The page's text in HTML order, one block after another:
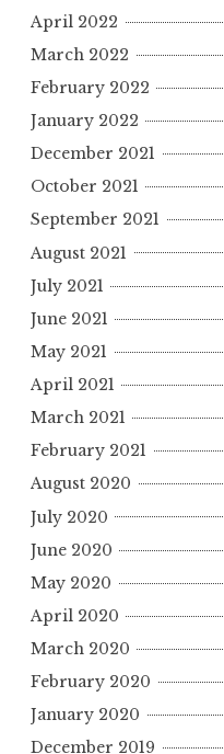
April 2022
March 2022
February 2022
January 2022
December 2021
October 2021
September 2021
August 2021
July 2021
June 2021
May 2021
April 2021
March 2021
February 2021
August 2020
July 2020
June 2020
May 2020
April 2020
March 2020
February 2020
January 2020
December 2019